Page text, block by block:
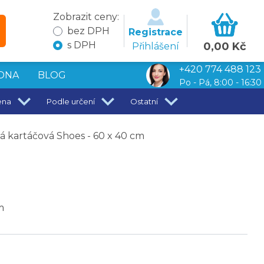
Zobrazit ceny:
bez DPH
s DPH
Registrace
Přihlášení
0,00 Kč
BLOG
+420 774 488 123
Po - Pá, 8:00 - 16:30
Podle určení Ostatní
kartáčová Shoes - 60 x 40 cm